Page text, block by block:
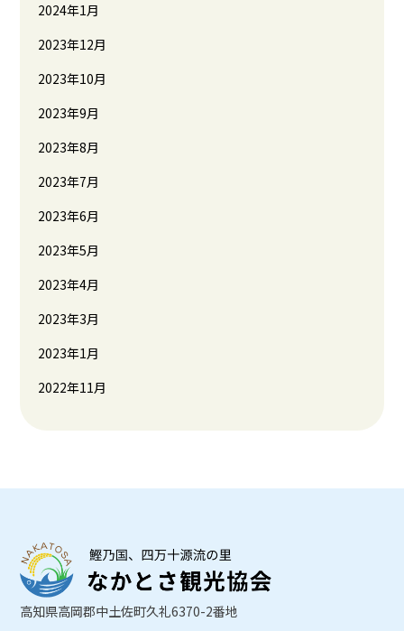
2024年1月
2023年12月
2023年10月
2023年9月
2023年8月
2023年7月
2023年6月
2023年5月
2023年4月
2023年3月
2023年1月
2022年11月
高知県高岡郡中土佐町久礼6370-2番地